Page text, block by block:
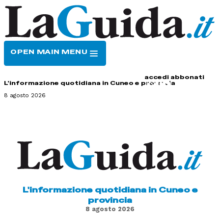
OPEN MAIN MENU
accedi abbonati
L'informazione quotidiana in Cuneo e provincia
8 agosto 2026
L'informazione quotidiana in Cuneo e
provincia
8 agosto 2026